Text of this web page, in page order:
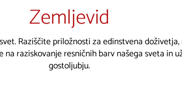
Zemljevid
Raziščite priložnosti za edinstvena
na raziskovanje resničnih barv našega sveta in
gostoljubju.